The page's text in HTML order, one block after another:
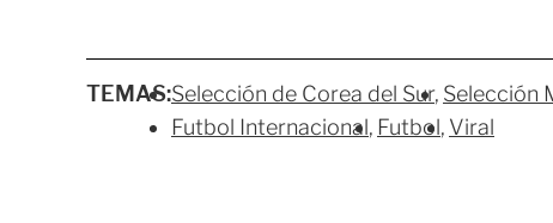
TEMAS:Selección de Corea del Sur Selección
Futbol Internacional Futbol Viral